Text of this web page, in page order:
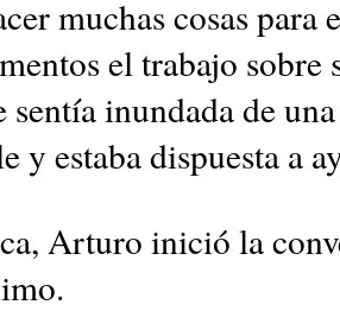
muchas cosas
el trabajo sobre
sentía inundada de
y estaba dispuesta a
Arturo inició la